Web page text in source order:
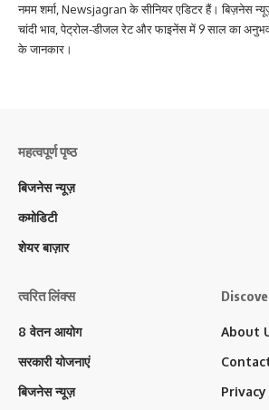
नमम शर्मा, Newsjagran के सीनियर एडिटर हैं। बिज़नेस
चांदी भाव, पेट्रोल-डीजल रेट और फाइनेंस में 9 साल का
के जानकार।
महत्वपूर्ण पृष्ठ
बिजनेस न्यूज़
कमोडिटी
शेयर बाज़ार
त्वरित लिंक्स
8 वेतन आयोग
सरकारी योजनाएं
बिजनेस न्यूज़
About